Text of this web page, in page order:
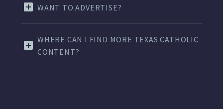
WANT TO ADVERTISE?
WHERE CAN I FIND MORE TEXAS CATHOLIC
CONTENT?